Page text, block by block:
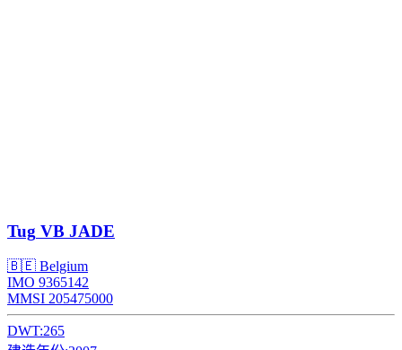
Tug VB JADE
🇧🇪 Belgium
IMO 9365142
MMSI 205475000
DWT:265